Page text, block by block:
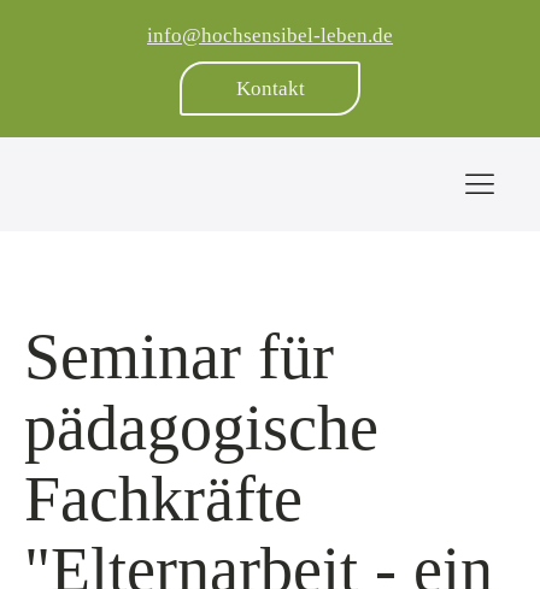
info@hochsensibel-leben.de
Kontakt
Seminar für
pädagogische
Fachkräfte
"Elternarbeit - ein